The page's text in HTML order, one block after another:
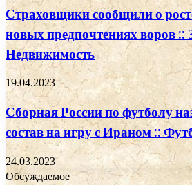
Страховщики сообщили о
новых предпочтениях воров ::
Недвижимость
19.04.2023
Сборная России по футболу
состав на игру с Ираном ::
24.03.2023
Обсуждаемое